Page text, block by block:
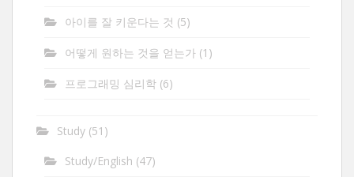
아이를 잘 키운다는 것 (5)
어떻게 원하는 것을 얻는가 (1)
프로그래밍 심리학 (6)
Study (51)
Study/English (47)